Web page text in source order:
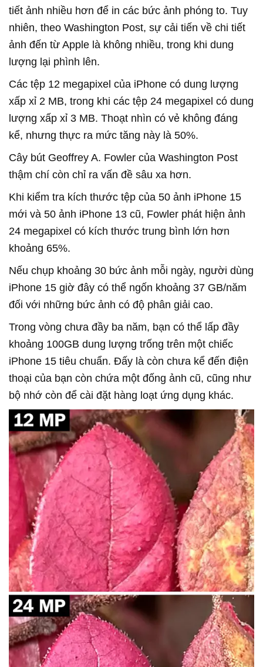
tiết ảnh nhiều hơn để in các bức ảnh phóng to. Tuy
nhiên, theo Washington Post, sự cải tiến về chi tiết
ảnh đến từ Apple là không nhiều, trong khi dung
lượng lại phình lên.
Các tệp 12 megapixel của iPhone có dung lượng
xấp xỉ 2 MB, trong khi các tệp 24 megapixel có dung
lượng xấp xỉ 3 MB. Thoạt nhìn có vẻ không đáng
kể, nhưng thực ra mức tăng này là 50%.
Cây bút Geoffrey A. Fowler của Washington Post
thậm chí còn chỉ ra vấn đề sâu xa hơn.
Khi kiểm tra kích thước tệp của 50 ảnh iPhone 15
mới và 50 ảnh iPhone 13 cũ, Fowler phát hiện ảnh
24 megapixel có kích thước trung bình lớn hơn
khoảng 65%.
Nếu chụp khoảng 30 bức ảnh mỗi ngày, người dùng
iPhone 15 giờ đây có thể ngốn khoảng 37 GB/năm
đối với những bức ảnh có độ phân giải cao.
Trong vòng chưa đầy ba năm, bạn có thể lấp đầy
khoảng 100GB dung lượng trống trên một chiếc
iPhone 15 tiêu chuẩn. Đấy là còn chưa kể đến điện
thoại của bạn còn chứa một đống ảnh cũ, cũng như
bộ nhớ còn để cài đặt hàng loạt ứng dụng khác.